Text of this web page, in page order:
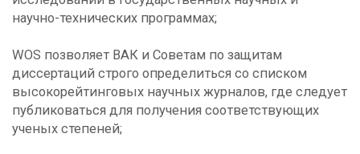
научно-технических программах;
WOS позволяет ВАК и Советам по защитам
диссертаций строго определиться со списком
высокорейтинговых научных журналов, где следует
публиковаться для получения соответствующих
ученых степеней;